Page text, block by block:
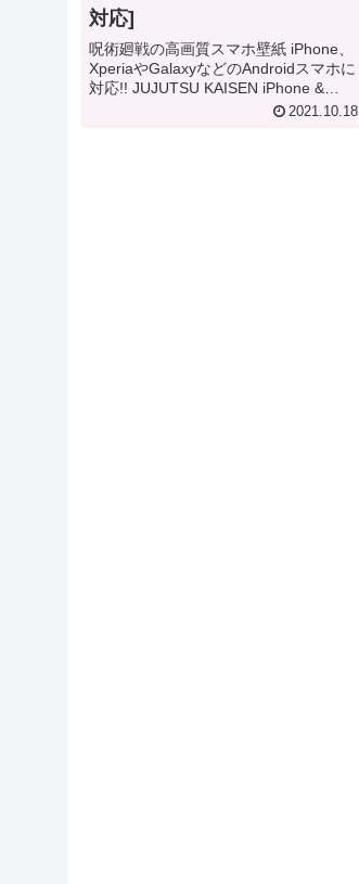
対応]
呪術廻戦の高画質スマホ壁紙 iPhone、
XperiaやGalaxyなどのAndroidスマホに
対応!! JUJUTSU KAISEN iPhone &
Android Smartphone Wallpaper2021.10.18